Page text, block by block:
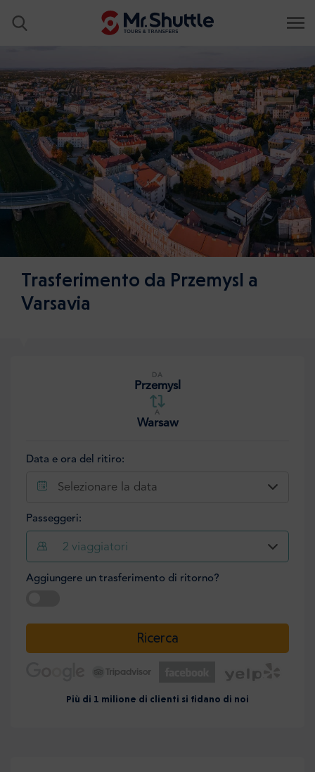
Trasferimento da Przemysl a
Varsavia
DA
Przemysl
A
Warsaw
Data e ora del ritiro:
Selezionare la data
Passeggeri:
2 viaggiatori
Aggiungere un trasferimento di ritorno?
Ricerca
Più di 1 milione di clienti si fidano di noi